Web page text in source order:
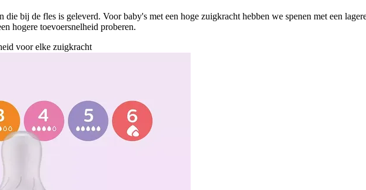
die bij de fles is geleverd. Voor baby's met een hoge zuigkracht hebben we spenen met een
hogere toevoersnelheid proberen.